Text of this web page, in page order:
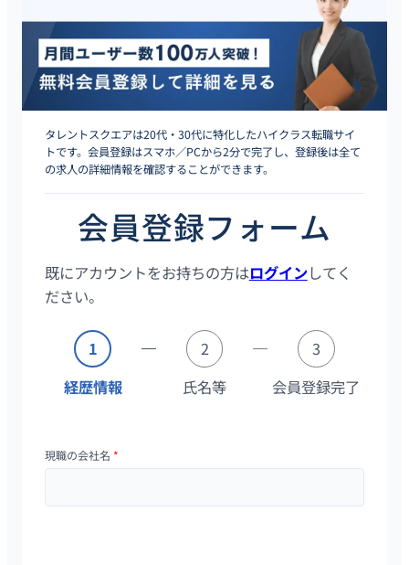
タレントスクエアは20代・30代に特化したハイクラス転職サイ
トです。会員登録はスマホ／PCから2分で完了し、登録後は全て
の求人の詳細情報を確認することができます。
会員登録フォーム
既にアカウントをお持ちの方はログインしてく
ださい。
1
経歴情報
2
氏名等
3
会員登録完了
現職の会社名 *